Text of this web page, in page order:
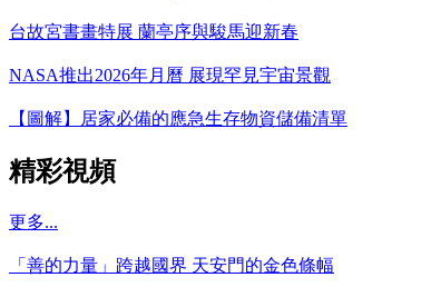
台故宮書畫特展 蘭亭序與駿馬迎新春
NASA推出2026年月曆 展現罕見宇宙景觀
【圖解】居家必備的應急生存物資儲備清單
精彩視頻
更多...
「善的力量」跨越國界 天安門的金色條幅